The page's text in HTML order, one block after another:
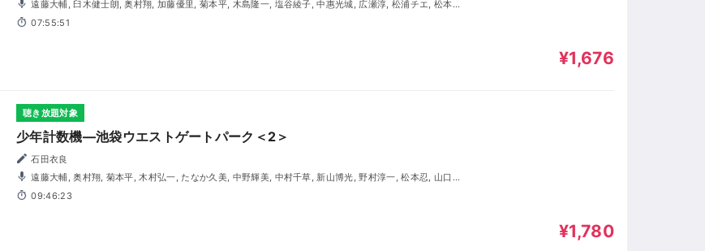
遠藤大輔, 臼木健士朗, 奥村翔, 加藤優里, 菊本平, 木島隆一, 塩谷綾子, 中惠光城, 広瀬淳, 松浦チエ, 松本忍,
三好晃佑, 三輪隆博, 茂木たかまさ, 森山和輝, 吉田聖子
07:55:51
¥1,676
聴き放題対象
少年計数機―池袋ウエストゲートパーク＜2＞
石田衣良
遠藤大輔, 奥村翔, 菊本平, 木村弘一, たなか久美, 中野輝美, 中村千草, 新山博光, 野村淳一, 松本忍, 山口翔
平
09:46:23
¥1,780